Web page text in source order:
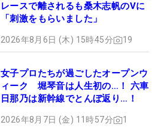
レースで離されるも桑木志帆のVに
「刺激をもらいました」
2026年8月6日 (木) 15時45分 19
女子プロたちが過ごしたオープンウ
ィーク 堀琴音は人生初の…！ 六車
日那乃は新幹線でとんぼ返り…！
2026年8月7日 (金) 11時57分 1